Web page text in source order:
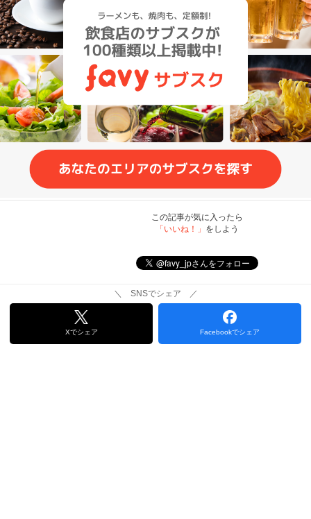
この記事が気に入ったら
「いいね！」 をしよう
＼ SNSでシェア ／
Xでシェア Facebookでシェア